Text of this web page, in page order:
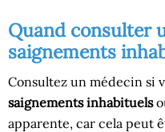
Quand consulter
saignements
Consultez un médecin si
saignements inhabituels
apparente, car cela peut